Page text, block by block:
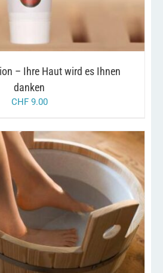
– Ihre Haut wird es Ihnen
danken
CHF9.00
DETAILS